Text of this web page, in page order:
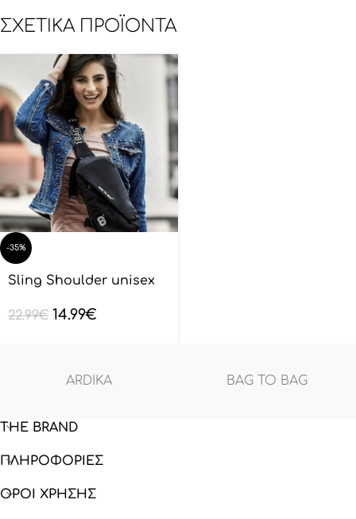
ΣΧΕΤΙΚΆ ΠΡΟΪΌΝΤΑ
-35%
Sling Shoulder unisex
BL132801
22.99€ 14.99€
ARDIKA BAG TO BAG
THE BRAND
ΠΛΗΡΟΦΟΡΙΕΣ
ΟΡΟΙ ΧΡΗΣΗΣ